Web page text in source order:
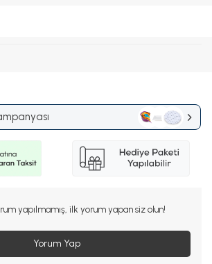
yapılmamış, ilk yorum yapan siz olun!
Yorum Yap